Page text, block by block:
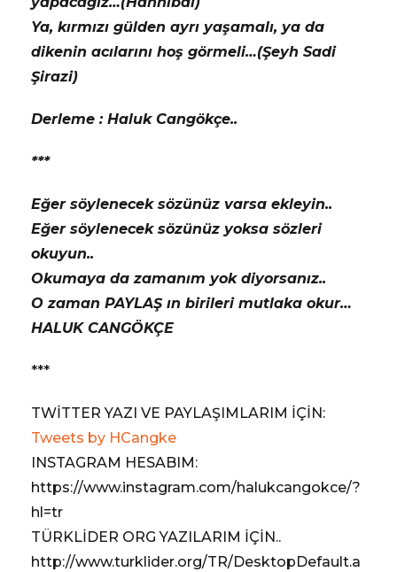
Ya, kırmızı gülden ayrı yaşamalı, ya da
dikenin acılarını hoş görmeli…(Şeyh Sadi
Şirazi)
Derleme : Haluk Cangökçe..
***
Eğer söylenecek sözünüz varsa ekleyin..
Eğer söylenecek sözünüz yoksa sözleri
okuyun..
Okumaya da zamanım yok diyorsanız..
O zaman PAYLAŞ ın birileri mutlaka okur…
HALUK CANGÖKÇE
***
TWİTTER YAZI VE PAYLAŞIMLARIM İÇİN:
Tweets by HCangke
INSTAGRAM HESABIM:
https://www.instagram.com/halukcangokce/?
hl=tr
TÜRKLİDER ORG YAZILARIM İÇİN..
http://www.turklider.org/TR/DesktopDefault.a